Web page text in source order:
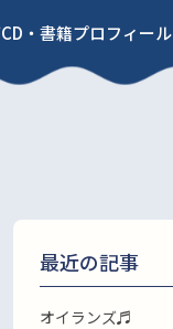
CD・書籍プロフィール
最近の記事
オイランズ♬